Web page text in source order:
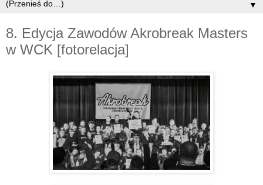
▼
8. Edycja Zawodów Akrobreak Masters
w WCK [fotorelacja]